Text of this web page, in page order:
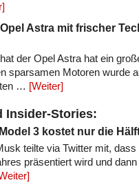
Astra mit frischer
der Opel Astra hat ein
sparsamen Motoren wurde
… [Weiter]
Insider-Stories:
3 kostet nur die
teilte via Twitter mit,
präsentiert wird und